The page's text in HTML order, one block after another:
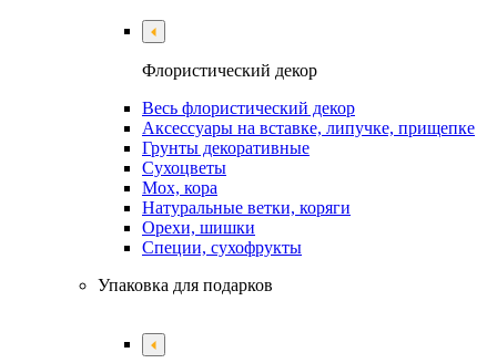
Флористический декор
Весь флористический декор
Аксессуары на вставке, липучке, прищепке
Грунты декоративные
Сухоцветы
Мох, кора
Натуральные ветки, коряги
Орехи, шишки
Специи, сухофрукты
Упаковка для подарков